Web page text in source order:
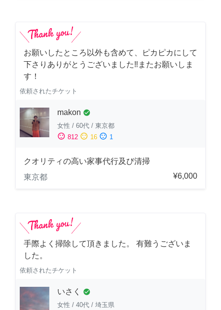
お願いしたところ以外も含めて、ピカピカにして
下さりありがとうございました‼️またお願いしま
す！
依頼されたチケット
makon check_circle
女性 / 60代 / 東京都
sentiment_satisfied 812 sentiment_neutral 16 sentiment_dissatisfied 1
クオリティの高い家事代行及び清掃
東京都
¥6,000
手際よく掃除して頂きました。 有難うございま
した。
依頼されたチケット
いさく check_circle
女性 / 40代 / 埼玉県